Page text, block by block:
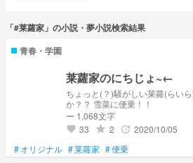
「#莱蘿家」の小説・夢小説検索結果
青春・学園
莱蘿家のにちじょ~←
ちょっと(？)騒がしい莱蘿(らい
か？？ 雪菜に便乗！！
ー 1,068文字
favorite 33 grade 2 update 2020/10/05
#オリジナル #莱蘿家 #便乗